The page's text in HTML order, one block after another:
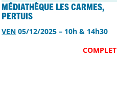
Médiathèque Les Carmes,
Pertuis
VEN 05/12/2025 – 10h & 14h30
COMPLET